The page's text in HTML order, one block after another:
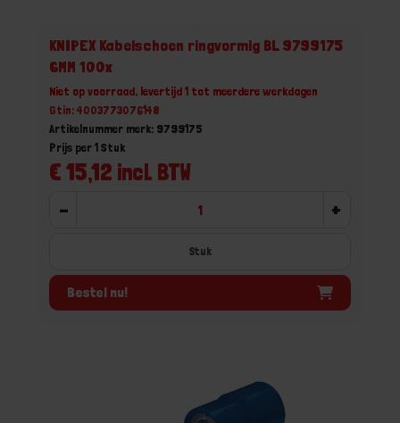
KNIPEX Kabelschoen ringvormig BL 9799175
6MM 100x
Niet op voorraad, levertijd 1 tot meerdere werkdagen
Gtin: 4003773076148
Artikelnummer merk: 9799175
€ 15,12 incl. BTW
Prijs per 1 Stuk
- +
Stuk
Bestel nu!